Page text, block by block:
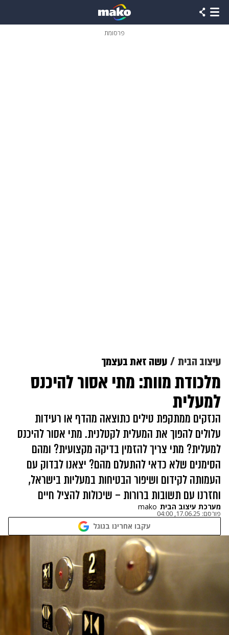
פרסומת
עיצוב הבית עשה זאת בעצמך
מלכודת מוות: מתי אסור להיכנס
למעלית
הנזקים ממתקפת טילים כתוצאה מהדף או רעידות
עלולים להפוך את המעלית לקטלנית. מתי אסור להיכנס
למעלית? מתי צריך להזמין בדיקה מקצועית? ומהם
הסימנים שלא כדאי להתעלם מהם? יצאנו לבדוק עם
העמותה לקידום ושיפור הבטיחות במעליות בישראל,
וחזרנו עם תשובות ברורות – שיכולות להציל חיים
מערכת עיצוב הבית mako
פורסם: 17.06.25, 04:00
עקבו אחרינו בגוגל